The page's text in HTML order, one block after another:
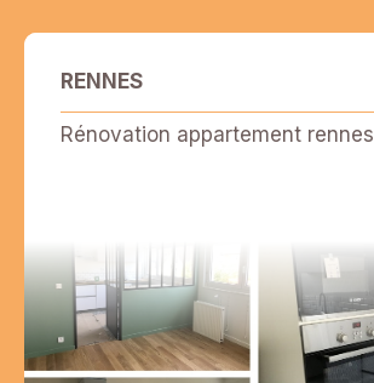
RENNES
Rénovation appartement rennes